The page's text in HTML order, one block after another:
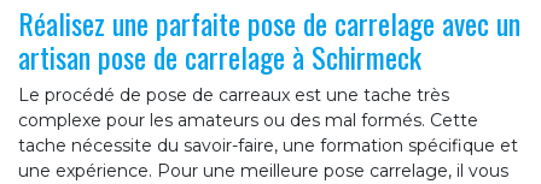
Réalisez une parfaite pose de carrelage avec un
artisan pose de carrelage à Schirmeck
Le procédé de pose de carreaux est une tache très
complexe pour les amateurs ou des mal formés. Cette
tache nécessite du savoir-faire, une formation spécifique et
une expérience. Pour une meilleure pose carrelage, il vous